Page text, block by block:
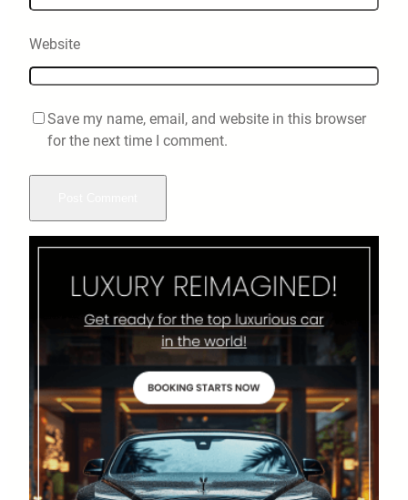
Website
Save my name, email, and website in this browser
for the next time I comment.